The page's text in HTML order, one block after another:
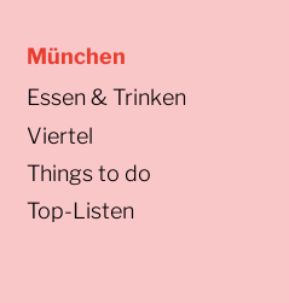
München
Essen & Trinken
Viertel
Things to do
Top-Listen